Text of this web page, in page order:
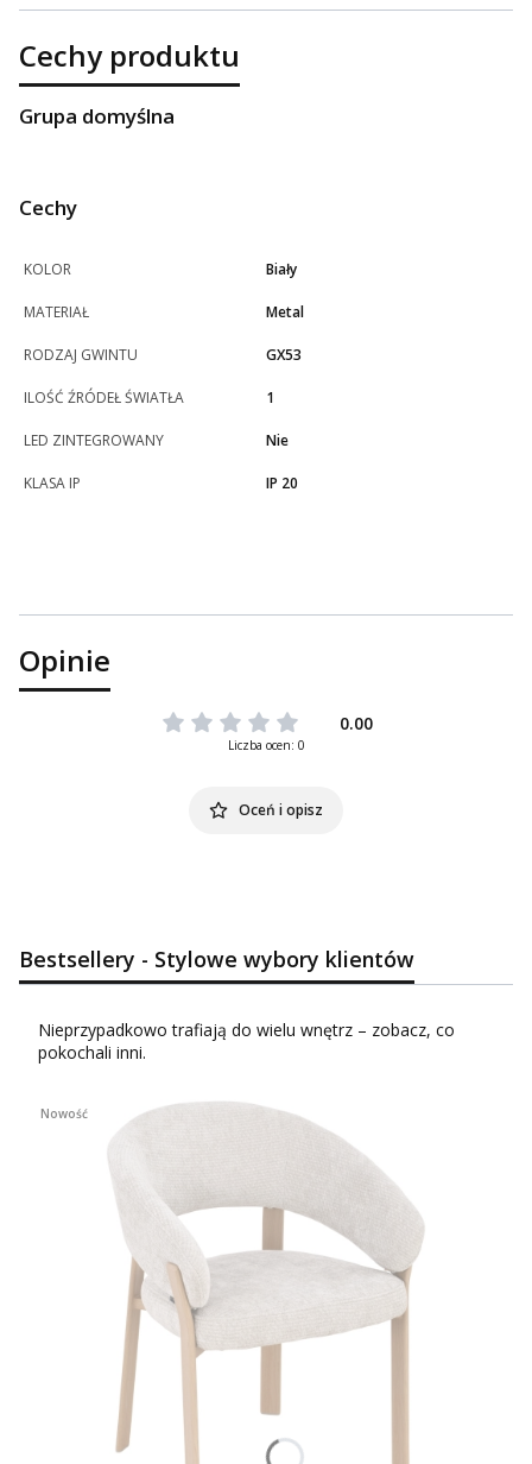
Cechy produktu
Grupa domyślna
Cechy
KOLOR Biały
MATERIAŁ Metal
RODZAJ GWINTU GX53
ILOŚĆ ŹRÓDEŁ ŚWIATŁA 1
LED ZINTEGROWANY Nie
KLASA IP IP 20
Opinie
0.00
Liczba ocen: 0
Oceń i opisz
Bestsellery - Stylowe wybory klientów
Nieprzypadkowo trafiają do wielu wnętrz – zobacz, co
pokochali inni.
Nowość